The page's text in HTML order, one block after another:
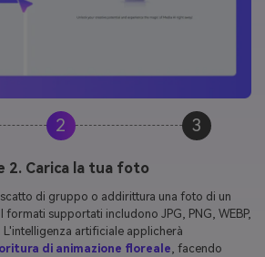
2 3
& Scarica il tuo Bloom Video
video sarà pronto in un formato verticale,
Reels e YouTube Shorts. Basta scaricare,
la creazione di AI Bloom Effect affascinare il
il coinvolgimento e aiutare i tuoi contenuti a